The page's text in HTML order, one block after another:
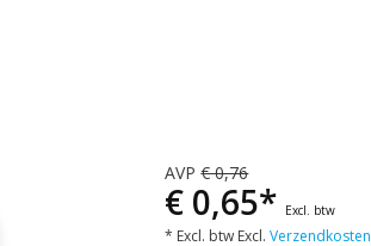
AVP€ 0,76
€ 0,65* Excl. btw
* Excl. btw Excl.Verzendkosten